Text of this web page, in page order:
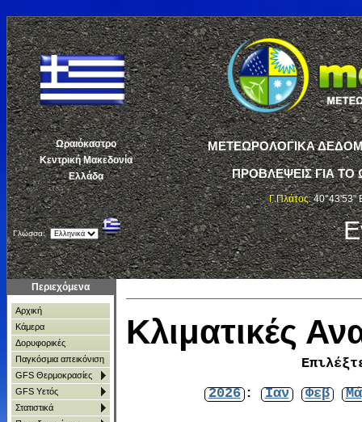
Ωραιόκαστρο
Κεντρική Μακεδονία
Ελλάδα
ΜΕΤΕΩΡΟΛΟΓΙΚΑ
ΠΡΟΒΛΕΨΕΙΣ ΓΙΑ ΤΟ
Γ.Πλάτος:40°43'53"
Γλώσσα:
Περιεχόμενα
Αρχική
Κάμερα
Δορυφορικές
Παγκόσμια απεικόνιση
GFS Θερμοκρασίες
GFS Υετός
Στατιστικά
Κλιματικές
2026 : Ιαν Φεβ